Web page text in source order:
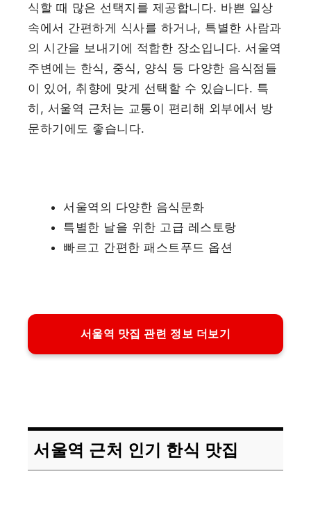
식할 때 많은 선택지를 제공합니다. 바쁜 일상
속에서 간편하게 식사를 하거나, 특별한 사람과
의 시간을 보내기에 적합한 장소입니다. 서울역
주변에는 한식, 중식, 양식 등 다양한 음식점들
이 있어, 취향에 맞게 선택할 수 있습니다. 특
히, 서울역 근처는 교통이 편리해 외부에서 방
문하기에도 좋습니다.
서울역의 다양한 음식문화
특별한 날을 위한 고급 레스토랑
빠르고 간편한 패스트푸드 옵션
서울역 맛집 관련 정보 더보기
서울역 근처 인기 한식 맛집